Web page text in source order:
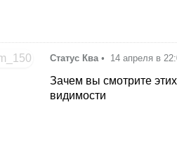
Статус Ква • 14 апреля в
Зачем вы смотрите
видимости